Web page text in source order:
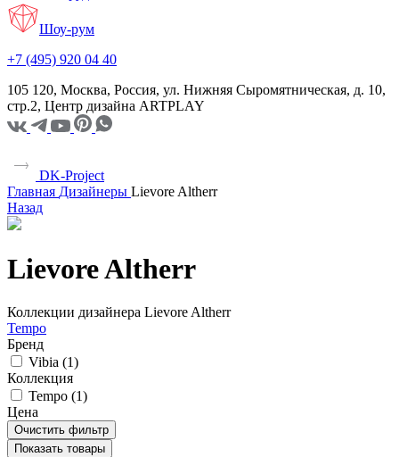
Шоу-рум
+7 (495) 920 04 40
105 120, Москва, Россия, ул. Нижняя Сыромятническая, д. 10,
стр.2, Центр дизайна ARTPLAY
DK-Project
Главная Дизайнеры Lievore Altherr
Назад
Lievore Altherr
Коллекции дизайнера Lievore Altherr
Tempo
Бренд
Vibia (1)
Коллекция
Tempo (1)
Цена
Очистить фильтр
Показать товары